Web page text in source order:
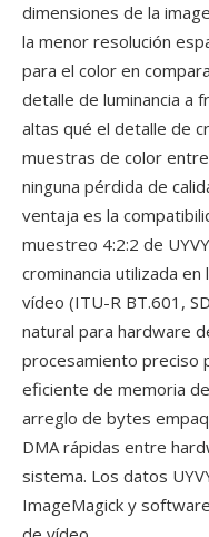
dimensiones de la
la menor resolución
para el color en
detalle de luminancia a
altas qué el detalle de
muestras de color
ninguna pérdida de
ventaja es la
muestreo 4:2:2 de
crominancia utilizada
vídeo (ITU-R BT.601,
natural para hardware
procesamiento preciso
eficiente de memoria
arreglo de bytes
DMA rápidas entre
sistema. Los datos
ImageMagick y